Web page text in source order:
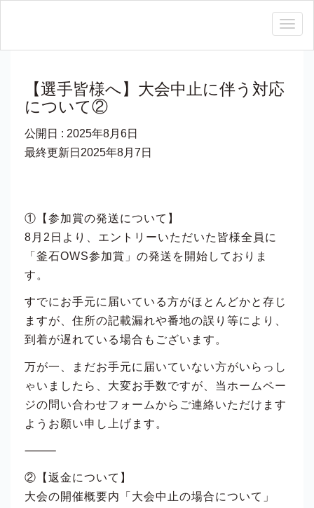
【選手皆様へ】大会中止に伴う対応
について②
公開日 : 2025年8月6日
最終更新日2025年8月7日
①【参加賞の発送について】
8月2日より、エントリーいただいた皆様全員に
「釜石OWS参加賞」の発送を開始しておりま
す。
すでにお手元に届いている方がほとんどかと存じ
ますが、住所の記載漏れや番地の誤り等により、
到着が遅れている場合もございます。
万が一、まだお手元に届いていない方がいらっし
ゃいましたら、大変お手数ですが、当ホームペー
ジの問い合わせフォームからご連絡いただけます
ようお願い申し上げます。
⸻
②【返金について】
大会の開催概要内「大会中止の場合について」